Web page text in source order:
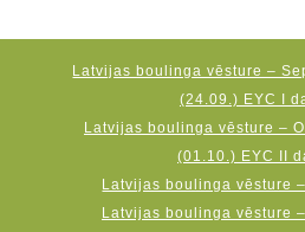
Latvijas boulinga vēsture –
(24.09.) EYC I
Latvijas boulinga vēsture –
(01.10.) EYC II
Latvijas boulinga vēsture
Latvijas boulinga vēsture